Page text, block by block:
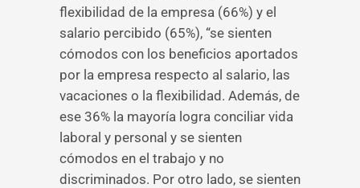
flexibilidad de la empresa (66%) y el
salario percibido (65%), “se sienten
cómodos con los beneficios aportados
por la empresa respecto al salario, las
vacaciones o la flexibilidad. Además, de
ese 36% la mayoría logra conciliar vida
laboral y personal y se sienten
cómodos en el trabajo y no
discriminados. Por otro lado, se sienten